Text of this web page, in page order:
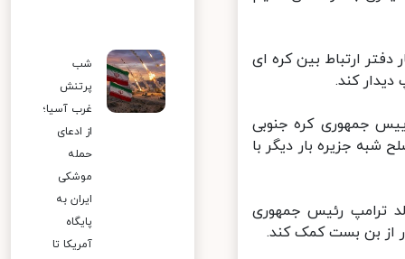
ارتباط بین کره ای
کند.
جمهوری کره جنوبی
جزیره بار دیگر با
ترامپ رئیس جمهوری
از بن بست کمک کند.
شب
پرتنش
غرب آسیا؛
از ادعای
حمله
موشکی
ایران به
پایگاه
آمریکا تا